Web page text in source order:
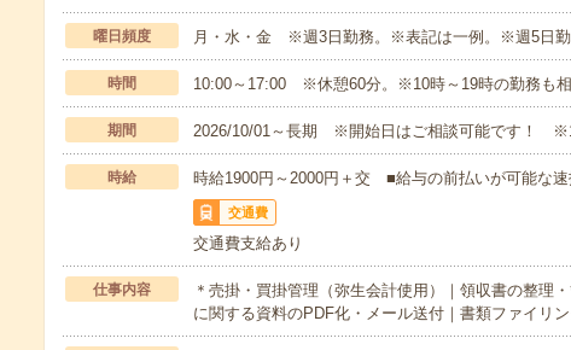
曜日頻度 月・水・金 ※週3日勤務。※表記は一例。※週5日勤
時間 10:00～17:00 ※休憩60分。※10時～19時の勤務も相
期間 2026/10/01～長期 ※開始日はご相談可能です！
時給 時給1900円～2000円＋交 ■給与の前払いが可能な速
交通費
交通費支給あり
仕事内容
＊売掛・買掛管理（弥生会計使用）｜領収書の整理
に関する資料のPDF化・メール送付｜書類ファイリ